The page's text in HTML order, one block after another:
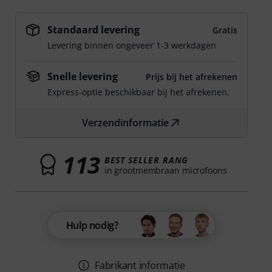
Standaard levering
Gratis
Levering binnen ongeveer 1-3 werkdagen
Snelle levering
Prijs bij het afrekenen
Express-optie beschikbaar bij het afrekenen.
Verzendinformatie
113 BEST SELLER RANG
in grootmembraan microfoons
Hulp nodig?
Fabrikant informatie